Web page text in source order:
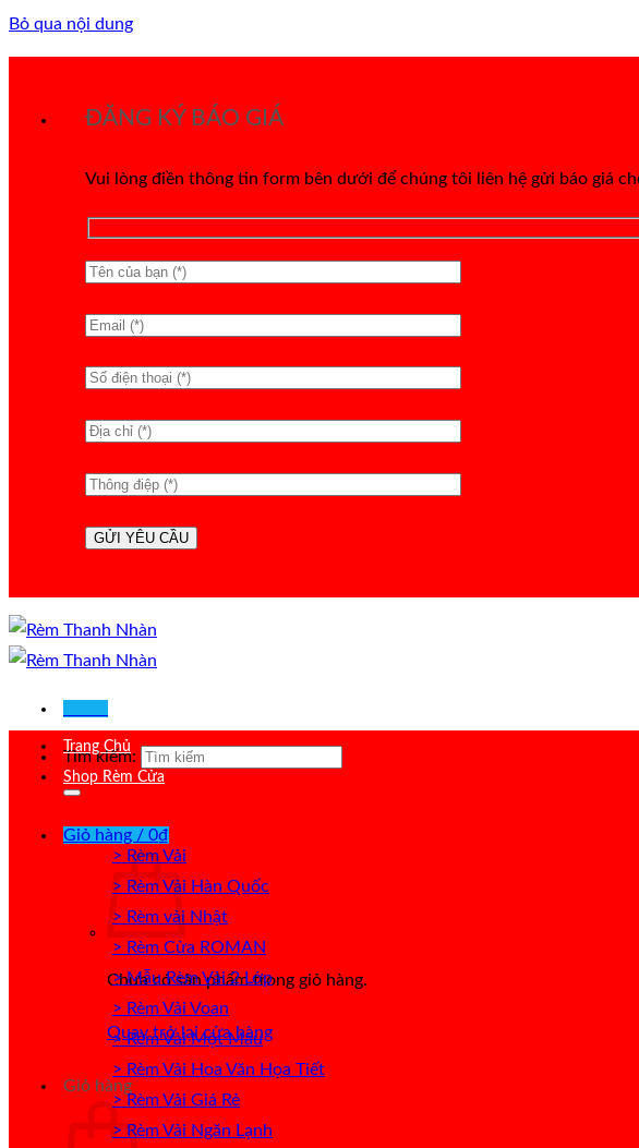
Bỏ qua nội dung
ĐĂNG KÝ BÁO GIÁ
Vui lòng điền thông tin form bên dưới để chúng tôi liên hệ gửi báo giá
Tìm kiếm:
Giỏ hàng / 0₫
Chưa có sản phẩm trong giỏ hàng.
Quay trở lại cửa hàng
Giỏ hàng
Trang Chủ
Shop Rèm Cửa
> Rèm Vải
> Rèm Vải Hàn Quốc
> Rèm vải Nhật
> Rèm Cửa ROMAN
> Mẫu Rèm Vải 2 Lớp
> Rèm Vải Voan
> Rèm Vải Một Màu
> Rèm Vải Hoa Văn Họa Tiết
> Rèm Vải Giá Rẻ
> Rèm Vải Ngăn Lạnh